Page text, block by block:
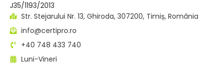
J35/1193/2013
Str. Stejarului Nr. 13, Ghiroda, 307200, Timiș, România
info@certipro.ro
+40 748 433 740
Luni-Vineri